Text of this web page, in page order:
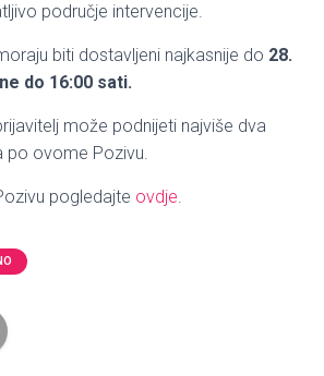
područje intervencije.
biti dostavljeni najkasnije do 28.
do 16:00 sati.
može podnijeti najviše dva
po ovome Pozivu.
pogledajte ovdje.